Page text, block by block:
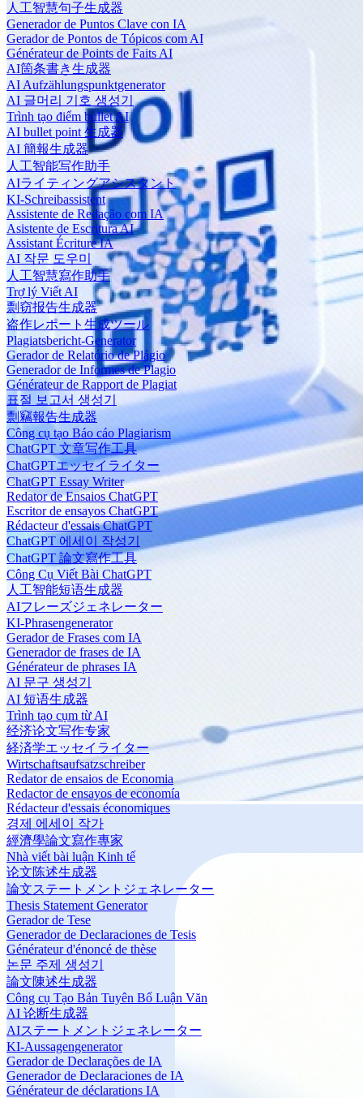
人工智慧句子生成器
Generador de Puntos Clave con IA
Gerador de Pontos de Tópicos com AI
Générateur de Points de Faits AI
AI箇条書き生成器
AI Aufzählungspunktgenerator
AI 글머리 기호 생성기
Trình tạo điểm bullet AI
AI bullet point 生成器
AI 簡報生成器
人工智能写作助手
AIライティングアシスタント
KI-Schreibassistent
Assistente de Redação com IA
Asistente de Escritura AI
Assistant Écriture IA
AI 작문 도우미
人工智慧寫作助手
Trợ lý Viết AI
剽窃报告生成器
盗作レポート生成ツール
Plagiatsbericht-Generator
Gerador de Relatório de Plágio
Generador de Informes de Plagio
Générateur de Rapport de Plagiat
표절 보고서 생성기
剽竊報告生成器
Công cụ tạo Báo cáo Plagiarism
ChatGPT 文章写作工具
ChatGPTエッセイライター
ChatGPT Essay Writer
Redator de Ensaios ChatGPT
Escritor de ensayos ChatGPT
Rédacteur d'essais ChatGPT
ChatGPT 에세이 작성기
ChatGPT 論文寫作工具
Công Cụ Viết Bài ChatGPT
人工智能短语生成器
AIフレーズジェネレーター
KI-Phrasengenerator
Gerador de Frases com IA
Generador de frases de IA
Générateur de phrases IA
AI 문구 생성기
AI 短语生成器
Trình tạo cụm từ AI
经济论文写作专家
経済学エッセイライター
Wirtschaftsaufsatzschreiber
Redator de ensaios de Economia
Redactor de ensayos de economía
Rédacteur d'essais économiques
경제 에세이 작가
經濟學論文寫作專家
Nhà viết bài luận Kinh tế
论文陈述生成器
論文ステートメントジェネレーター
Thesis Statement Generator
Gerador de Tese
Generador de Declaraciones de Tesis
Générateur d'énoncé de thèse
논문 주제 생성기
論文陳述生成器
Công cụ Tạo Bản Tuyên Bố Luận Văn
AI 论断生成器
AIステートメントジェネレーター
KI-Aussagengenerator
Gerador de Declarações de IA
Generador de Declaraciones de IA
Générateur de déclarations IA